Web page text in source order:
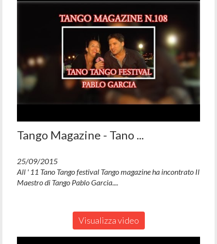
Tango Magazine - Tano ...
25/09/2015
All ' 11 Tano Tango festival Tango magazine ha incontrato Il
Maestro di Tango Pablo Garcia....
Visualizza video